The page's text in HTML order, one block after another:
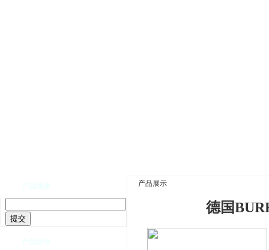
产品搜索
产品目录
产品展示
德国